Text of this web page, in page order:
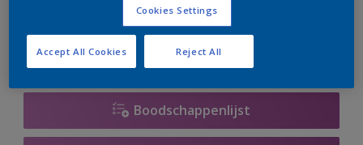
er hard aan om de voorraad aan te vullen.
Boodschappenlijst
Cookies Settings
Reject All
Accept All Cookies